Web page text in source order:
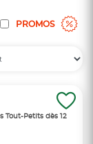
PROMOS
Tout-Petits dès 12